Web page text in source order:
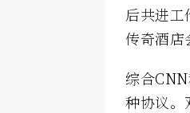
后共进工
传奇酒店
综合
种协议。